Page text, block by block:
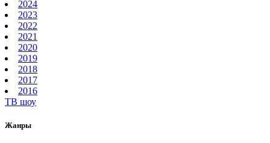
2024
2023
2022
2021
2020
2019
2018
2017
2016
ТВ шоу
Жанры